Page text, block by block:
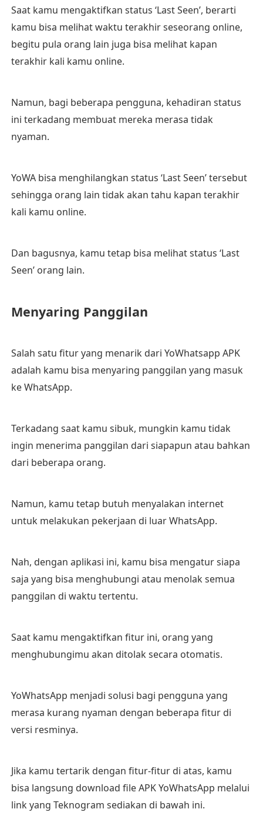
Saat kamu mengaktifkan status ‘Last Seen’, berarti
kamu bisa melihat waktu terakhir seseorang online,
begitu pula orang lain juga bisa melihat kapan
terakhir kali kamu online.
Namun, bagi beberapa pengguna, kehadiran status
ini terkadang membuat mereka merasa tidak
nyaman.
YoWA bisa menghilangkan status ‘Last Seen’ tersebut
sehingga orang lain tidak akan tahu kapan terakhir
kali kamu online.
Dan bagusnya, kamu tetap bisa melihat status ‘Last
Seen’ orang lain.
Menyaring Panggilan
Salah satu fitur yang menarik dari YoWhatsapp APK
adalah kamu bisa menyaring panggilan yang masuk
ke WhatsApp.
Terkadang saat kamu sibuk, mungkin kamu tidak
ingin menerima panggilan dari siapapun atau bahkan
dari beberapa orang.
Namun, kamu tetap butuh menyalakan internet
untuk melakukan pekerjaan di luar WhatsApp.
Nah, dengan aplikasi ini, kamu bisa mengatur siapa
saja yang bisa menghubungi atau menolak semua
panggilan di waktu tertentu.
Saat kamu mengaktifkan fitur ini, orang yang
menghubungimu akan ditolak secara otomatis.
YoWhatsApp menjadi solusi bagi pengguna yang
merasa kurang nyaman dengan beberapa fitur di
versi resminya.
Jika kamu tertarik dengan fitur-fitur di atas, kamu
bisa langsung download file APK YoWhatsApp melalui
link yang Teknogram sediakan di bawah ini.